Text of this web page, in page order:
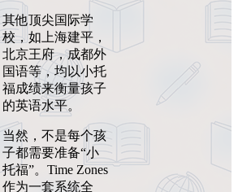
其他顶尖国际学
校，如上海建平，
北京王府，成都外
国语等，均以小托
福成绩来衡量孩子
的英语水平。
当然，不是每个孩
子都需要准备“小
托福”。Time Zones
作为一套系统全